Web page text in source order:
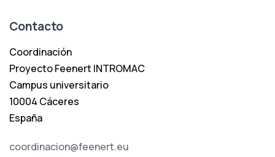
Contacto
Coordinación
Proyecto Feenert INTROMAC
Campus universitario
10004 Cáceres
España
coordinacion@feenert.eu